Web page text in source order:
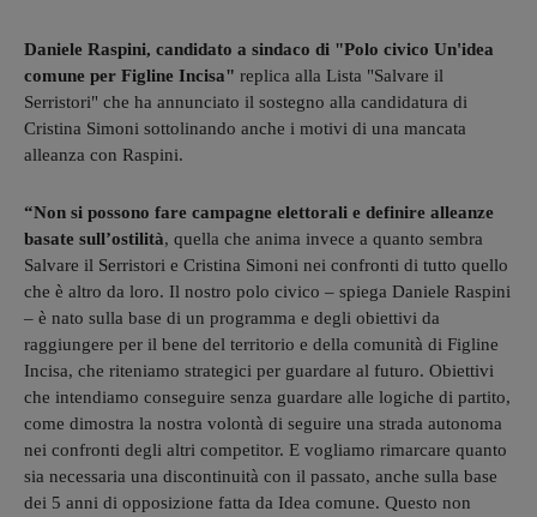
Daniele Raspini, candidato a sindaco di "Polo civico Un'idea
comune per Figline Incisa" replica alla Lista "Salvare il
Serristori" che ha annunciato il sostegno alla candidatura di
Cristina Simoni sottolinando anche i motivi di una mancata
alleanza con Raspini.
“Non si possono fare campagne elettorali e definire alleanze
basate sull’ostilità, quella che anima invece a quanto sembra
Salvare il Serristori e Cristina Simoni nei confronti di tutto quello
che è altro da loro. Il nostro polo civico – spiega Daniele Raspini
– è nato sulla base di un programma e degli obiettivi da
raggiungere per il bene del territorio e della comunità di Figline
Incisa, che riteniamo strategici per guardare al futuro. Obiettivi
che intendiamo conseguire senza guardare alle logiche di partito,
come dimostra la nostra volontà di seguire una strada autonoma
nei confronti degli altri competitor. E vogliamo rimarcare quanto
sia necessaria una discontinuità con il passato, anche sulla base
dei 5 anni di opposizione fatta da Idea comune. Questo non